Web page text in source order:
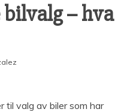
– hva
til valg av biler som har